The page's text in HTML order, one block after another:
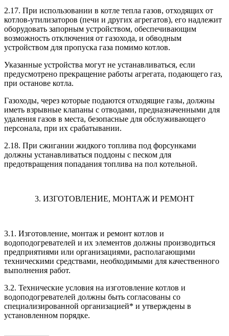
2.17. При использовании в котле тепла газов, отходящих от
котлов-утилизаторов (печи и других агрегатов), его надлежит
оборудовать запорным устройством, обеспечивающим
возможность отключения от газохода, и обводным
устройством для пропуска газа помимо котлов.
Указанные устройства могут не устанавливаться, если
предусмотрено прекращение работы агрегата, подающего газ,
при останове котла.
Газоходы, через которые подаются отходящие газы, должны
иметь взрывные клапаны с отводами, предназначенными для
удаления газов в места, безопасные для обслуживающего
персонала, при их срабатывании.
2.18. При сжигании жидкого топлива под форсунками
должны устанавливаться поддоны с песком для
предотвращения попадания топлива на пол котельной.
3. ИЗГОТОВЛЕНИЕ, МОНТАЖ И РЕМОНТ
3.1. Изготовление, монтаж и ремонт котлов и
водоподогревателей и их элементов должны производиться
предприятиями или организациями, располагающими
техническими средствами, необходимыми для качественного
выполнения работ.
3.2. Технические условия на изготовление котлов и
водоподогревателей должны быть согласованы со
специализированной организацией* и утверждены в
установленном порядке.